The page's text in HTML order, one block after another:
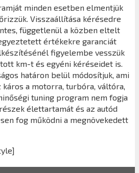
minden esetben elmentjük
Visszaállítása kérésedre
függetlenül a közben eltelt
értékekre garanciát
figyelembe vesszük
km-t és egyéni kéréseidet is.
határon belül módosítjuk, ami
a motorra, turbóra, váltóra,
tuning program nem fogja
élettartamát és az autód
fog működni a megnövekedett